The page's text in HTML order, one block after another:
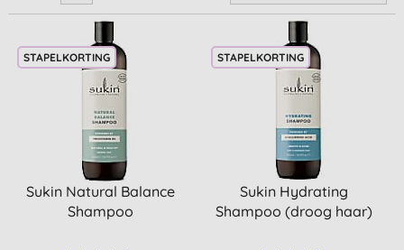
STAPELKORTING
Sukin Natural Balance
Shampoo
STAPELKORTING
Sukin Hydrating
Shampoo (droog haar)